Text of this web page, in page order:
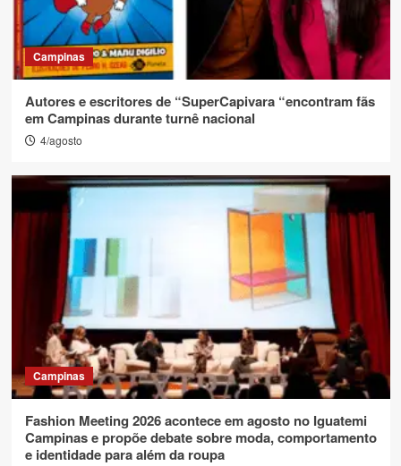
Campinas
Autores e escritores de “SuperCapivara “encontram fãs
em Campinas durante turnê nacional
4/agosto
Campinas
Fashion Meeting 2026 acontece em agosto no Iguatemi
Campinas e propõe debate sobre moda, comportamento
e identidade para além da roupa